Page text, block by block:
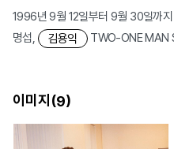
1996년 9월 12일부터 9월 30일까지
명섭,
김용익 TWO-ONE MAN
이미지(9)